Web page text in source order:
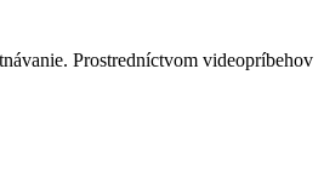
Prostredníctvom videopríbehov